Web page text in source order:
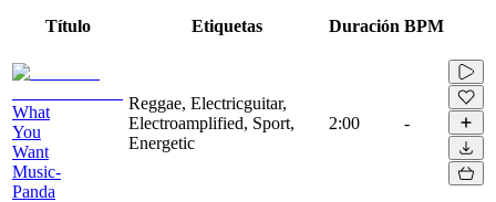
Título Etiquetas Duración BPM
What
You
Want
Music-
Panda
Reggae, Electricguitar,
Electroamplified, Sport,
Energetic
2:00 -